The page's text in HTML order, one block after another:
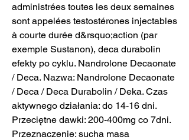
administrées toutes les deux semaines
sont appelées testostérones injectables
à courte durée d&rsquo;action (par
exemple Sustanon), deca durabolin
efekty po cyklu. Nandrolone Decaonate
/ Deca. Nazwa: Nandrolone Decaonate
/ Deca / Deca Durabolin / Deka. Czas
aktywnego działania: do 14-16 dni.
Przeciętne dawki: 200-400mg co 7dni.
Przeznaczenie: sucha masa